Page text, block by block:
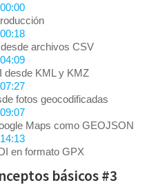
00:00
00:18
archivos CSV
04:09
desde KML y KMZ
07:27
fotos geocodificadas
09:07
Maps como GEOJSON
14:13
en formato GPX
básicos #3